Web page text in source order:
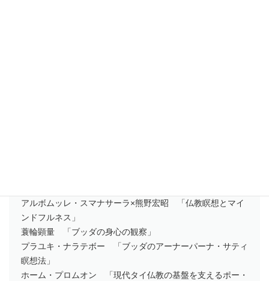
アルボムッレ・スマナサーラ×熊野宏昭 「仏教瞑想とマイ
ンドフルネス」
蓑輪顕量 「ブッダの身心の観察」
プラユキ・ナラテボー 「ブッダのアーナーパーナ・サティ
瞑想法」
ホーム・プロムオン 「現代タイ仏教の基盤を支えるポー・